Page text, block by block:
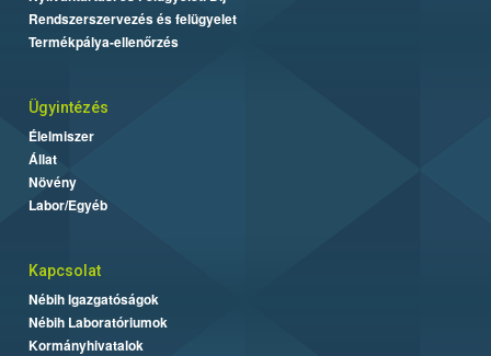
Rendszerszervezés és felügyelet
Termékpálya-ellenőrzés
Ügyintézés
Élelmiszer
Állat
Növény
Labor/Egyéb
Kapcsolat
Nébih Igazgatóságok
Nébih Laboratóriumok
Kormányhivatalok